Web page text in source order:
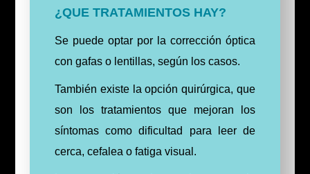
¿QUE TRATAMIENTOS HAY?
Se puede optar por la corrección óptica
con gafas o lentillas, según los casos.
También existe la opción quirúrgica, que
son los tratamientos que mejoran los
síntomas como dificultad para leer de
cerca, cefalea o fatiga visual.